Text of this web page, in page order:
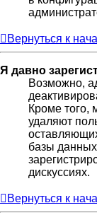
Вернуться к
Я давно
Возможно,
Кроме того,
удаляют
базы
дискуссиях.
Вернуться к